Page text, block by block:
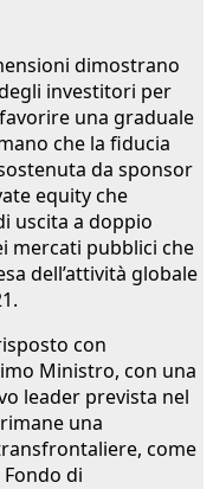
dimostrano
investitori per
una graduale
che la fiducia
da sponsor
equity che
uscita a doppio
mercati pubblici che
dell’attività globale
con
Ministro, con una
leader prevista nel
una
come
di